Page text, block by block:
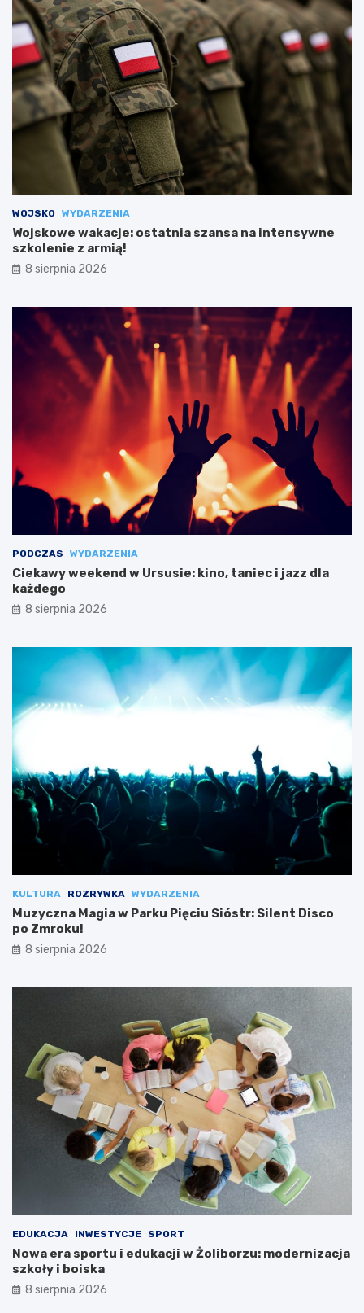
WOJSKO WYDARZENIA
Wojskowe wakacje: ostatnia szansa na intensywne
szkolenie z armią!
8 sierpnia 2026
PODCZAS WYDARZENIA
Ciekawy weekend w Ursusie: kino, taniec i jazz dla
każdego
8 sierpnia 2026
KULTURA ROZRYWKA WYDARZENIA
Muzyczna Magia w Parku Pięciu Sióstr: Silent Disco
po Zmroku!
8 sierpnia 2026
EDUKACJA INWESTYCJE SPORT
Nowa era sportu i edukacji w Żoliborzu: modernizacja
szkoły i boiska
8 sierpnia 2026